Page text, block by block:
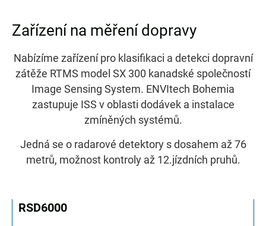
Zařízení na měření dopravy
Nabízíme zařízení pro klasifikaci a detekci dopravní
zátěže RTMS model SX 300 kanadské společností
Image Sensing System. ENVItech Bohemia
zastupuje ISS v oblasti dodávek a instalace
zmíněných systémů.
Jedná se o radarové detektory s dosahem až 76
metrů, možnost kontroly až 12.jízdních pruhů.
RSD6000